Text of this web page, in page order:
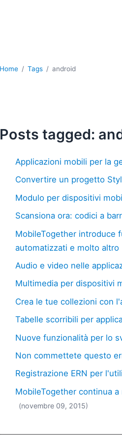
Home Tags android
Posts tagged:
Applicazioni mobili per la
Convertire un progetto
Modulo per dispositivi
Scansiona ora: codici a
MobileTogether introduce
automatizzati e molto altro
Audio e video nelle
Multimedia per dispositivi
Crea le tue collezioni con
Tabelle scorribili per
Nuove funzionalità per lo
Non commettete questo
Registrazione ERN per
MobileTogether continua
(novembre 09, 2015)